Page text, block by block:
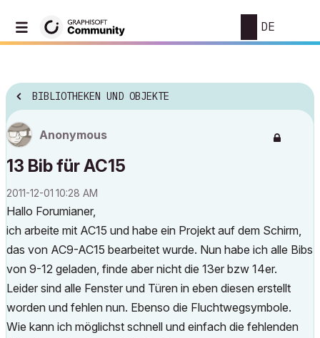
DE
BIBLIOTHEKEN UND OBJEKTE
Anonymous
13 Bib für AC15
‎2011-12-01 10:28 AM
Hallo Forumianer,
ich arbeite mit AC15 und habe ein Projekt auf dem Schirm,
das von AC9-AC15 bearbeitet wurde. Nun habe ich alle Bibs
von 9-12 geladen, finde aber nicht die 13er bzw 14er.
Leider sind alle Fenster und Türen in eben diesen erstellt
worden und fehlen nun. Ebenso die Fluchtwegsymbole.
Wie kann ich möglichst schnell und einfach die fehlenden